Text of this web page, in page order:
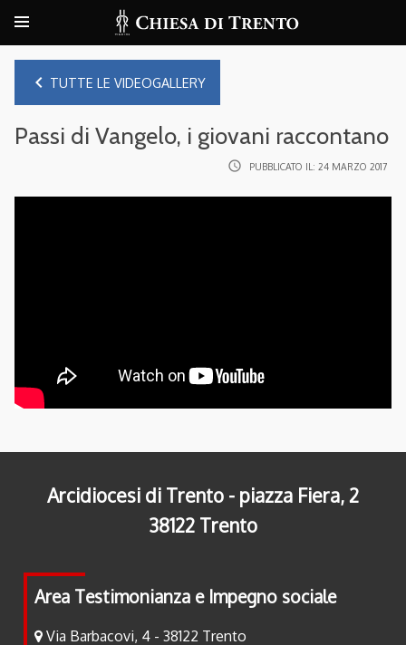
navigate_before TUTTE LE VIDEOGALLERY
Passi di Vangelo, i giovani raccontano
access_time PUBBLICATO IL: 24 MARZO 2017
Arcidiocesi di Trento - piazza Fiera, 2
38122 Trento
Area Testimonianza e Impegno sociale
Via Barbacovi, 4 - 38122 Trento